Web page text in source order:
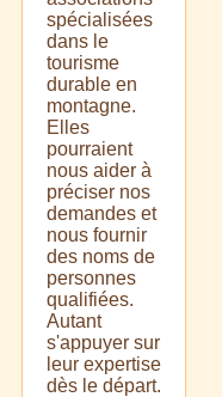
spécialisées
dans le
tourisme
durable en
montagne.
Elles
pourraient
nous aider à
préciser nos
demandes et
nous fournir
des noms de
personnes
qualifiées.
Autant
s'appuyer sur
leur expertise
dès le départ.